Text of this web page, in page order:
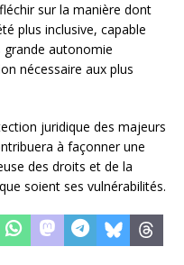
sur la manière dont
plus inclusive, capable
grande autonomie
nécessaire aux plus
juridique des majeurs
à façonner une
des droits et de la
soient ses vulnérabilités.